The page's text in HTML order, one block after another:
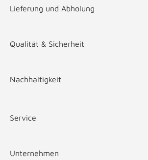
Lieferung und Abholung
Qualität & Sicherheit
Nachhaltigkeit
Service
Unternehmen